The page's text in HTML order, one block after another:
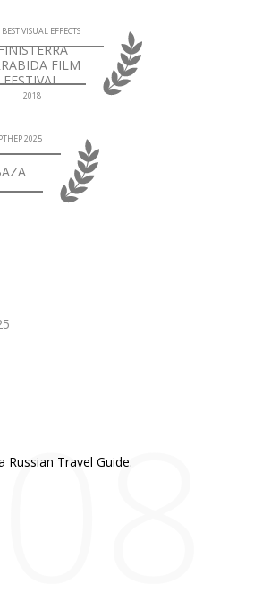
VISUAL EFFECTS
FILM
FESTIVAL.
2018
2025
Travel Guide.
08